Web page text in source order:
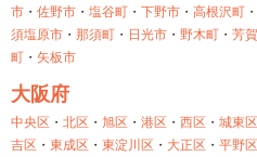
市 ・ 佐野市 ・ 塩谷町 ・ 下野市 ・ 高根沢町 ・
須塩原市 ・ 那須町 ・ 日光市 ・ 野木町 ・ 芳
町 ・ 矢板市
大阪府
中央区 ・ 北区 ・ 旭区 ・ 港区 ・ 西区 ・ 城東区
吉区 ・ 東成区 ・ 東淀川区 ・ 大正区 ・ 平野区